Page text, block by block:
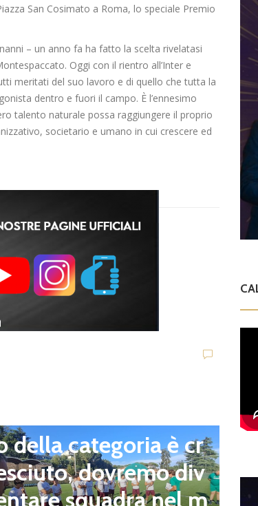
San Cosimato a Roma, lo speciale Premio
– un anno fa ha fatto la scelta rivelatasi
Oggi con il rientro all’Inter e
meritati del suo lavoro e di quello che tutta la
dentro e fuori il campo. È l’ennesimo
talento naturale possa raggiungere il proprio
societario e umano in cui crescere ed
news in primo piano
iniziato la prepara
zione agli ordini di m
della categoria è cr
dovremo div
squadra nel m